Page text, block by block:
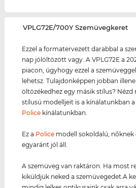
‌VPLG72E/700Y Szemüvegkeret
Ezzel a formatervezett darabbal a
nap jólöltözött vagy. A VPLG72E a
piacon, úgyhogy ezzel a
lehetsz. Tulajdonképpen jobban
öltözékedhez egy másik stílus? Nézd
stílusú modelljeit is a kínálatunkban a
Police kínálatunkban.
Ez a Police modell sokoldalú, nőknek
egyaránt jól áll.
A szemüveg van raktáron. Ha most
kiküldjük neked a szemüvegedet.A